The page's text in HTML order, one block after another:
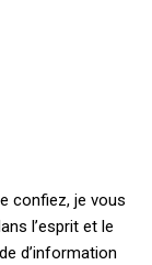
confiez, je vous
l’esprit et le
d’information